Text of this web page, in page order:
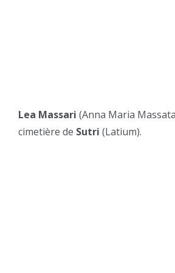
Lea Massari (Anna Maria
cimetière de Sutri (Latium).